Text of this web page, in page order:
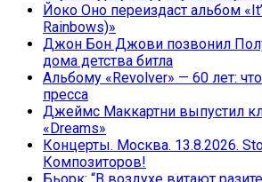
Йоко Оно переиздаст альбом
Rainbows)»
Джон Бон Джови позвонил
дома детства битла
Альбому «Revolver» — 60 лет:
пресса
Джеймс Маккартни выпустил
«Dreams»
Концерты. Москва. 13.8.2026.
Композиторов!